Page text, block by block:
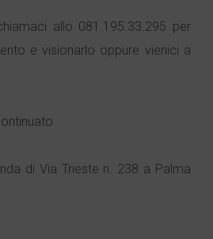
allo 081.195.33.295 per
e visionarlo oppure vienici a
di Via Trieste n. 238 a Palma